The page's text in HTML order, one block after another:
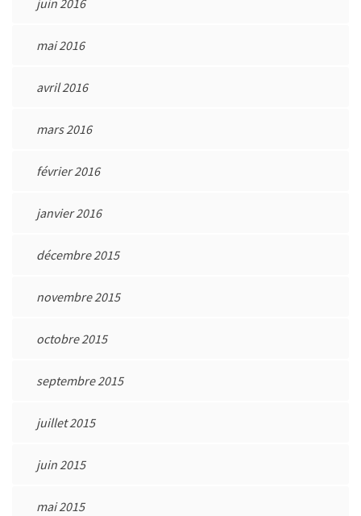
mai 2016
avril 2016
mars 2016
février 2016
janvier 2016
décembre 2015
novembre 2015
octobre 2015
septembre 2015
juillet 2015
juin 2015
mai 2015